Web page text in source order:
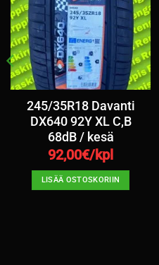
245/35R18 Davanti
DX640 92Y XL C,B
68dB / kesä
92,00€/kpl
LISÄÄ OSTOSKORIIN